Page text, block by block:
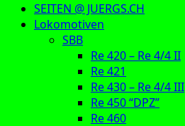
SEITEN @ JUERGS.CH
Lokomotiven
SBB
Re 420 – Re 4/4 II
Re 421
Re 430 – Re 4/4 III
Re 450 “DPZ”
Re 460